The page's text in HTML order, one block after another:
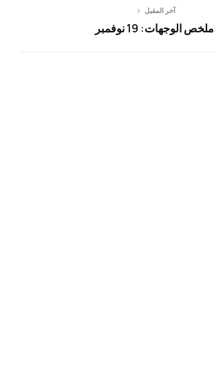
آخر المقبل
ملخص الوجهات: 19 نوفمبر